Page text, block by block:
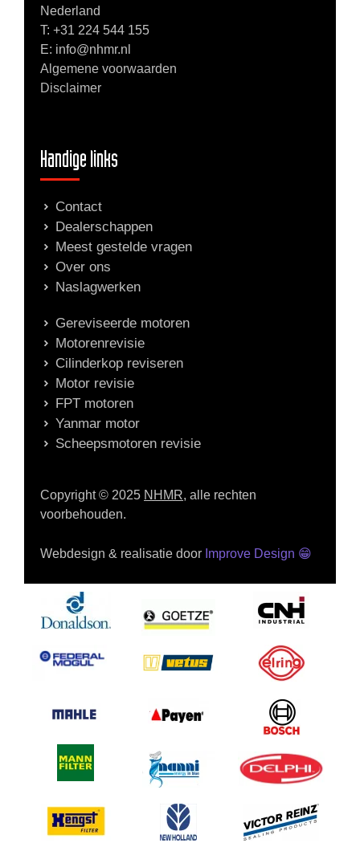
Nederland
T: +31 224 544 155
E: info@nhmr.nl
Algemene voorwaarden
Disclaimer
Handige links
Contact
Dealerschappen
Meest gestelde vragen
Over ons
Naslagwerken
Gereviseerde motoren
Motorenrevisie
Cilinderkop reviseren
Motor revisie
FPT motoren
Yanmar motor
Scheepsmotoren revisie
Copyright © 2025 NHMR, alle rechten
voorbehouden.
Webdesign & realisatie door Improve Design 😁